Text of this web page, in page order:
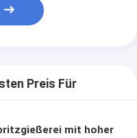
Preis Für
mit hoher